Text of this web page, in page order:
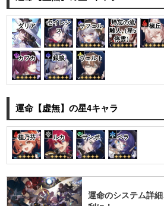
ダリア
セイレン
ス
サフェル
帰忘の流
離人（星5
停雲）
椒丘
カフカ 銀狼 ヴェルト
運命【虚無】の星4キャラ
桂乃芬 ルカ サンポ ペラ
運命のシステム詳